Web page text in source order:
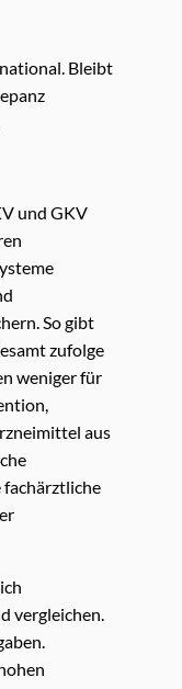
Bleibt
und GKV
So gibt
zufolge
weniger für
aus
fachärztliche
vergleichen.